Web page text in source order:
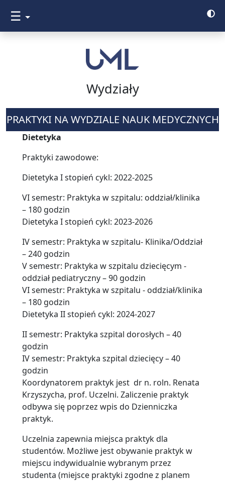
☰
Wydziały
PRAKTYKI NA WYDZIALE NAUK MEDYCZNYCH
Dietetyka
Praktyki zawodowe:
Dietetyka I stopień cykl: 2022-2025
VI semestr: Praktyka w szpitalu: oddział/klinika
– 180 godzin
Dietetyka I stopień cykl: 2023-2026
IV semestr: Praktyka w szpitalu- Klinika/Oddział
– 240 godzin
V semestr: Praktyka w szpitalu dziecięcym -
oddział pediatryczny – 90 godzin
VI semestr: Praktyka w szpitalu - oddział/klinika
– 180 godzin
Dietetyka II stopień cykl: 2024-2027
II semestr: Praktyka szpital dorosłych – 40
godzin
IV semestr: Praktyka szpital dziecięcy – 40
godzin
Koordynatorem praktyk jest dr n. roln. Renata
Krzyszycha, prof. Uczelni. Zaliczenie praktyk
odbywa się poprzez wpis do Dzienniczka
praktyk.
Uczelnia zapewnia miejsca praktyk dla
studentów. Możliwe jest obywanie praktyk w
miejscu indywidualnie wybranym przez
studenta (miejsce praktyki zgodne z planem